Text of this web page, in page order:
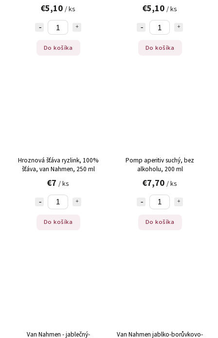
€5,10 / ks
Do košíka
€5,10 / ks
Do košíka
Hroznová šťáva ryzlink, 100%
šťáva, van Nahmen, 250 ml
€7 / ks
Do košíka
Pomp aperitiv suchý, bez
alkoholu, 200 ml
€7,70 / ks
Do košíka
Van Nahmen - jablečný-
Van Nahmen jablko-borůvkovo-